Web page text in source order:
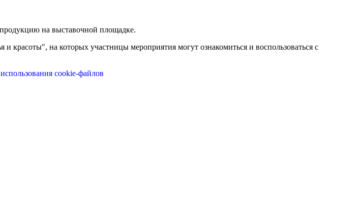
на выставочной площадке.
красоты", на которых участницы мероприятия могут ознакомиться и воспользоваться с
cookie-файлов